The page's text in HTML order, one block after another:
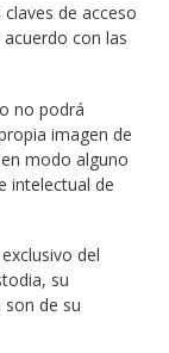
de acceso
con las
no podrá
imagen de
modo alguno
intelectual de
del
su
de su